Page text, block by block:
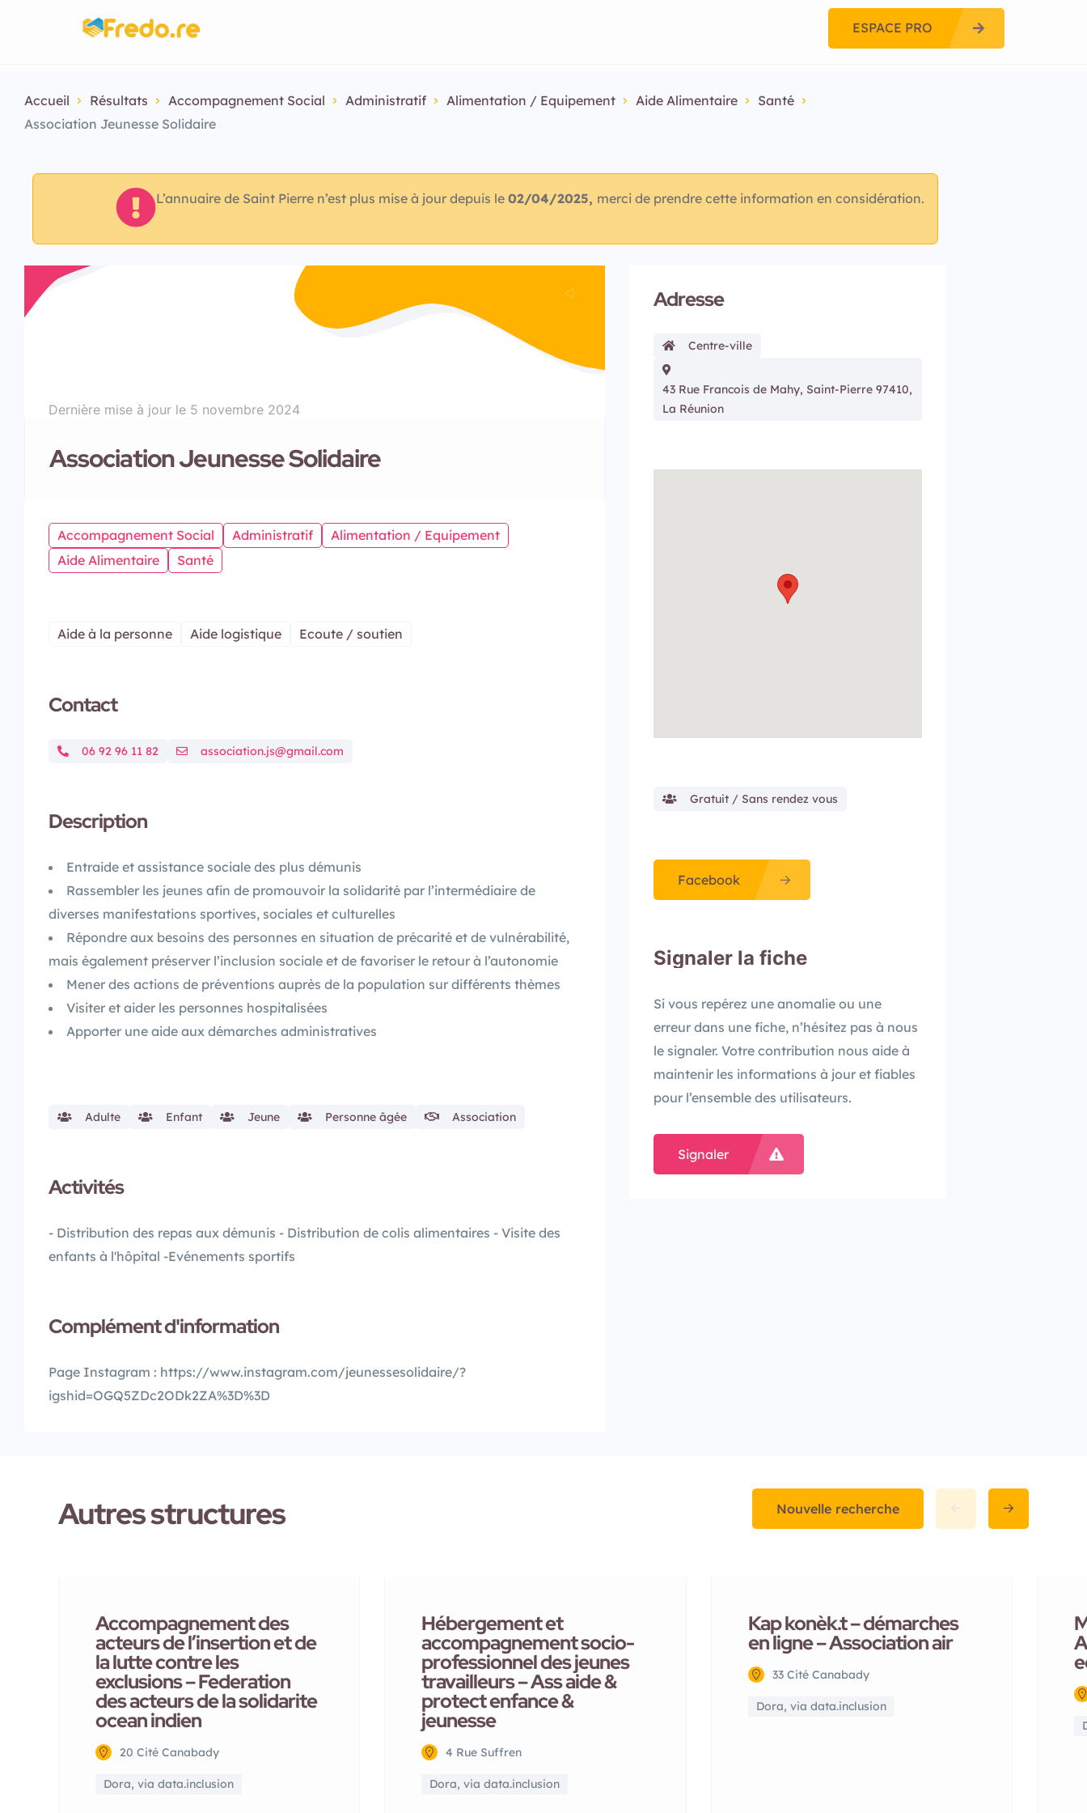
ESPACE PRO
Accueil Résultats Accompagnement Social Administratif Alimentation / Equipement Aide Alimentaire
Santé
Association Jeunesse Solidaire
L’annuaire de Saint Pierre n’est plus mise à jour depuis le 02/04/2025, merci de prendre cette information en considération.
Dernière mise à jour le 5 novembre 2024
Association Jeunesse Solidaire
Accompagnement Social Administratif
Alimentation / Equipement
Aide Alimentaire
Santé
Aide à la personne Aide logistique Ecoute / soutien
Contact
06 92 96 11 82 association.js@gmail.com
Description
Entraide et assistance sociale des plus démunis
Rassembler les jeunes afin de promouvoir la solidarité par l’intermédiaire de
diverses manifestations sportives, sociales et culturelles
Répondre aux besoins des personnes en situation de précarité et de vulnérabilité,
mais également préserver l’inclusion sociale et de favoriser le retour à l’autonomie
Mener des actions de préventions auprès de la population sur différents thèmes
Visiter et aider les personnes hospitalisées
Apporter une aide aux démarches administratives
Adulte Enfant Jeune Personne âgée Association
Activités
- Distribution des repas aux démunis - Distribution de colis alimentaires - Visite des
enfants à l'hôpital -Evénements sportifs
Complément d'information
Page Instagram : https://www.instagram.com/jeunessesolidaire/?
igshid=OGQ5ZDc2ODk2ZA%3D%3D
Adresse
Centre-ville
43 Rue Francois de Mahy, Saint-Pierre 97410,
La Réunion
Gratuit / Sans rendez vous
Facebook
Signaler la fiche
Si vous repérez une anomalie ou une
erreur dans une fiche, n’hésitez pas à nous
le signaler. Votre contribution nous aide à
maintenir les informations à jour et fiables
pour l’ensemble des utilisateurs.
Signaler
Autres structures Nouvelle recherche
Accompagnement des
acteurs de l’insertion et de
la lutte contre les
exclusions – Federation
des acteurs de la solidarite
ocean indien
20 Cité Canabady
Dora, via data.inclusion
Hébergement et
accompagnement socio-
professionnel des jeunes
travailleurs – Ass aide &
protect enfance &
jeunesse
4 Rue Suffren
Dora, via data.inclusion
Kap konèk.t – démarches
en ligne – Association air
33 Cité Canabady
Dora, via data.inclusion